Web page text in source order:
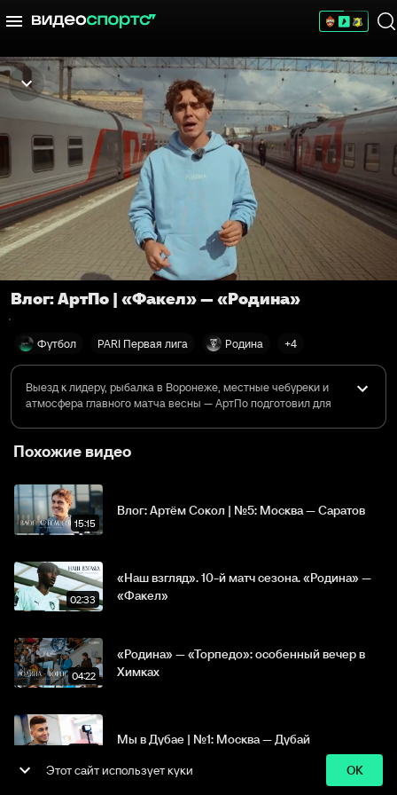
Влог: АртПо | «Факел» — «Родина»
Футбол PARI Первая лига Родина +4
Выезд к лидеру, рыбалка в Воронеже, местные чебуреки и
атмосфера главного матча весны — АртПо подготовил для
Похожие видео
15:15
Влог: Артём Сокол | №5: Москва — Саратов
02:33
«Наш взгляд». 10-й матч сезона. «Родина» —
«Факел»
04:22
«Родина» — «Торпедо»: особенный вечер в
Химках
Мы в Дубае | №1: Москва — Дубай
ООО Спортс.ру, 18+
Все права защищены
Политика
конфиденциальности
Этот сайт использует куки OK